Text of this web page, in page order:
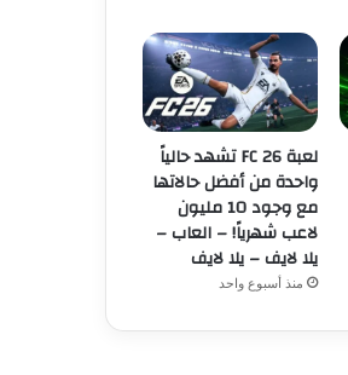
لعبة FC 26 تشهد حالياً
واحدة من أفضل حالاتها
مع وجود 10 مليون
لاعب شهرياً! – العاب –
يلا لايف – يلا لايف
منذ أسبوع واحد